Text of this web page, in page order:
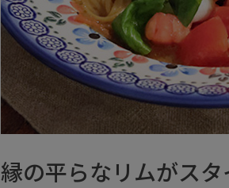
縁の平らなリムがス